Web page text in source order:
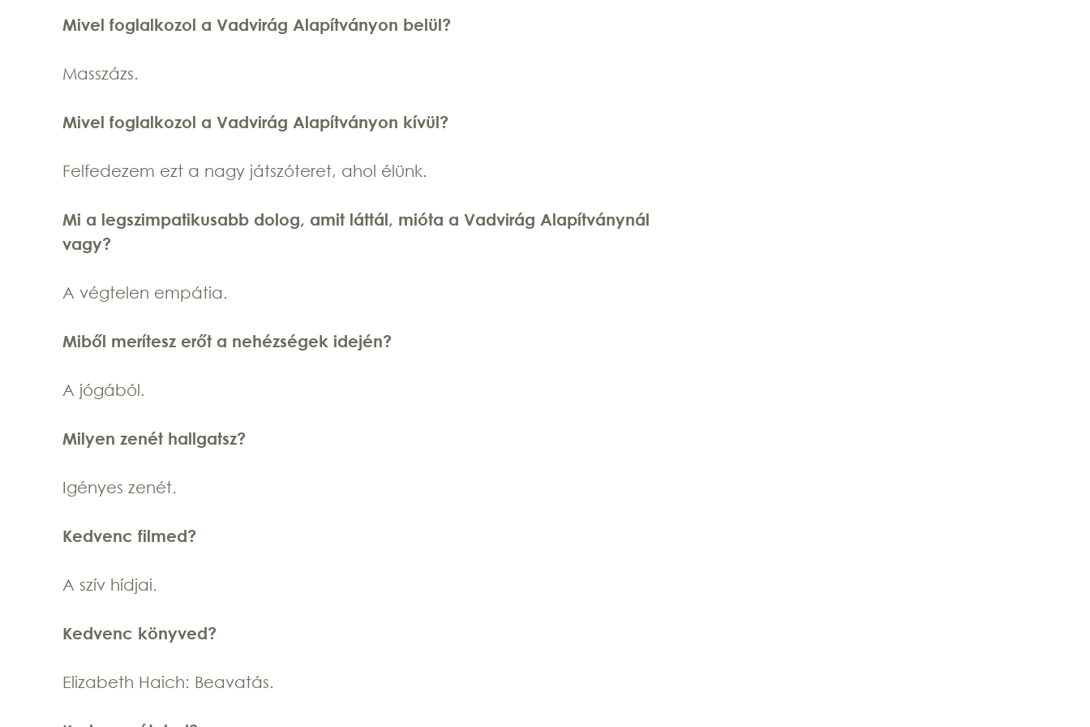
Mivel foglalkozol a Vadvirág Alapítványon belül?
Masszázs.
Mivel foglalkozol a Vadvirág Alapítványon kívül?
Felfedezem ezt a nagy játszóteret, ahol élünk.
Mi a legszimpatikusabb dolog, amit láttál, mióta a Vadvirág Alapítványnál
vagy?
A végtelen empátia.
Miből merítesz erőt a nehézségek idején?
A jógából.
Milyen zenét hallgatsz?
Igényes zenét.
Kedvenc filmed?
A szív hídjai.
Kedvenc könyved?
Elizabeth Haich: Beavatás.